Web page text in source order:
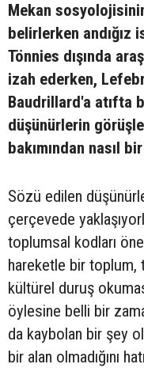
Mekan
belirlerken andığız
Tönnies dışında
izah ederken,
Baudrillard'a atıfta
düşünürlerin
bakımından nasıl
Sözü edilen
çerçevede
toplumsal kodları
hareketle bir toplum,
kültürel duruş
öylesine belli bir
da kaybolan bir şey
bir alan olmadığını